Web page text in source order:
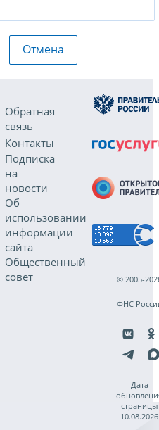
Отмена
Обратная
связь
Контакты
Подписка
на
новости
Об
использовании
информации
сайта
Общественный
совет
© 2005-
ФНС
Дата
страницы
10.08.2026